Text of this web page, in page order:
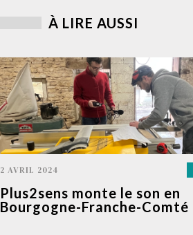
À LIRE AUSSI
2 AVRIL 2024
Plus2sens monte le son en
Bourgogne-Franche-Comté